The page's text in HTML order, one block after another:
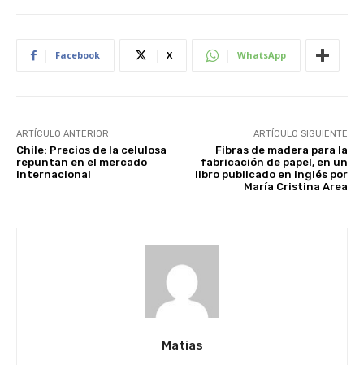
Facebook X WhatsApp
ARTÍCULO ANTERIOR
Chile: Precios de la celulosa
repuntan en el mercado
internacional
ARTÍCULO SIGUIENTE
Fibras de madera para la
fabricación de papel, en un
libro publicado en inglés por
María Cristina Area
Matias